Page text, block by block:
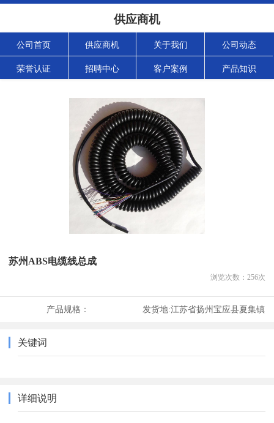
供应商机
公司首页 供应商机 关于我们 公司动态
荣誉认证 招聘中心 客户案例 产品知识
苏州ABS电缆线总成
浏览次数： 256次
产品规格： 发货地:江苏省扬州宝应县夏集镇
关键词
详细说明